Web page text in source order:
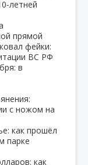
прямой
фейки:
ВС РФ
в
с ножом на
как прошёл
парке
как